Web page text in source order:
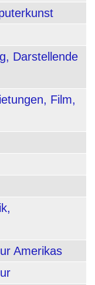
Darstellende
Film,
Amerikas